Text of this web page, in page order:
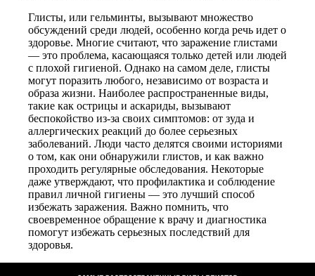
Глисты, или гельминты, вызывают множество
обсуждений среди людей, особенно когда речь идет о
здоровье. Многие считают, что заражение глистами
— это проблема, касающаяся только детей или людей
с плохой гигиеной. Однако на самом деле, глисты
могут поразить любого, независимо от возраста и
образа жизни. Наиболее распространенные виды,
такие как острицы и аскариды, вызывают
беспокойство из-за своих симптомов: от зуда и
аллергических реакций до более серьезных
заболеваний. Люди часто делятся своими историями
о том, как они обнаружили глистов, и как важно
проходить регулярные обследования. Некоторые
даже утверждают, что профилактика и соблюдение
правил личной гигиены — это лучший способ
избежать заражения. Важно помнить, что
своевременное обращение к врачу и диагностика
помогут избежать серьезных последствий для
здоровья.